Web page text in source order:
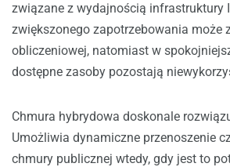
związane z wydajnością infrastruktury
zwiększonego zapotrzebowania może
obliczeniowej, natomiast w
dostępne zasoby pozostają
Chmura hybrydowa doskonale
Umożliwia dynamiczne przenoszenie
chmury publicznej wtedy, gdy jest to